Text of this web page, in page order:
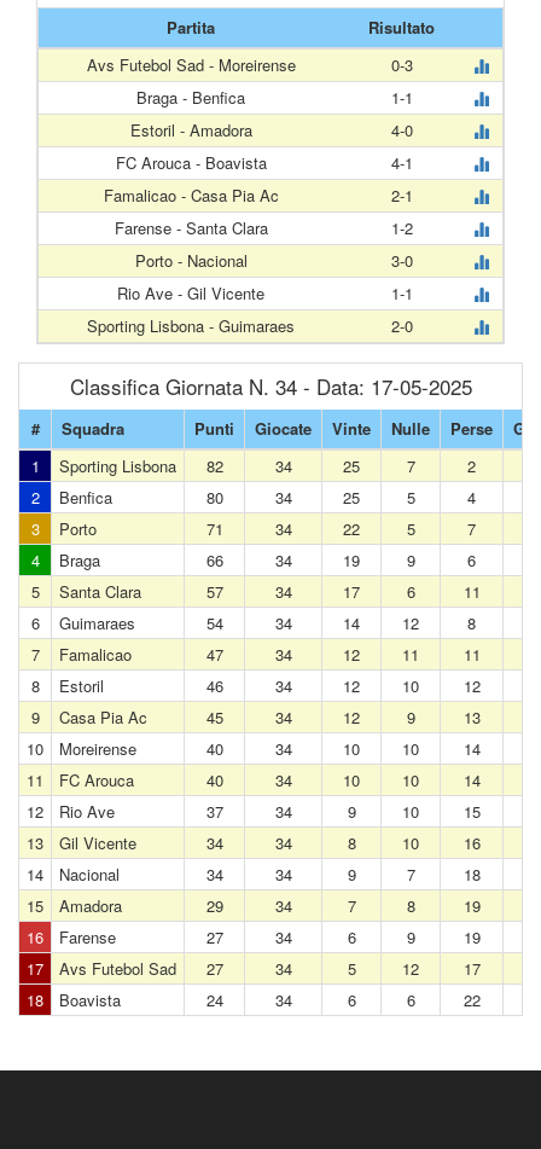
Partita
Risultato
Avs Futebol Sad - Moreirense
0-3
Braga - Benfica
1-1
Estoril - Amadora
4-0
FC Arouca - Boavista
4-1
Famalicao - Casa Pia Ac
2-1
Farense - Santa Clara
1-2
Porto - Nacional
3-0
Rio Ave - Gil Vicente
1-1
Sporting Lisbona - Guimaraes
2-0
Classifica Giornata N. 34 - Data: 17-05-2025
# Squadra Punti Giocate Vinte Nulle Perse
1
Sporting Lisbona 82 34 25 7 2
2
Benfica 80 34 25 5 4
3
Porto 71 34 22 5 7
4
Braga 66 34 19 9 6
5
Santa Clara 57 34 17 6 11
6
Guimaraes 54 34 14 12 8
7
Famalicao 47 34 12 11 11
8
Estoril 46 34 12 10 12
9
Casa Pia Ac 45 34 12 9 13
10
Moreirense 40 34 10 10 14
11
FC Arouca 40 34 10 10 14
12
Rio Ave 37 34 9 10 15
13
Gil Vicente 34 34 8 10 16
14
Nacional 34 34 9 7 18
15
Amadora 29 34 7 8 19
16
Farense 27 34 6 9 19
17
Avs Futebol Sad 27 34 5 12 17
18
Boavista 24 34 6 6 22